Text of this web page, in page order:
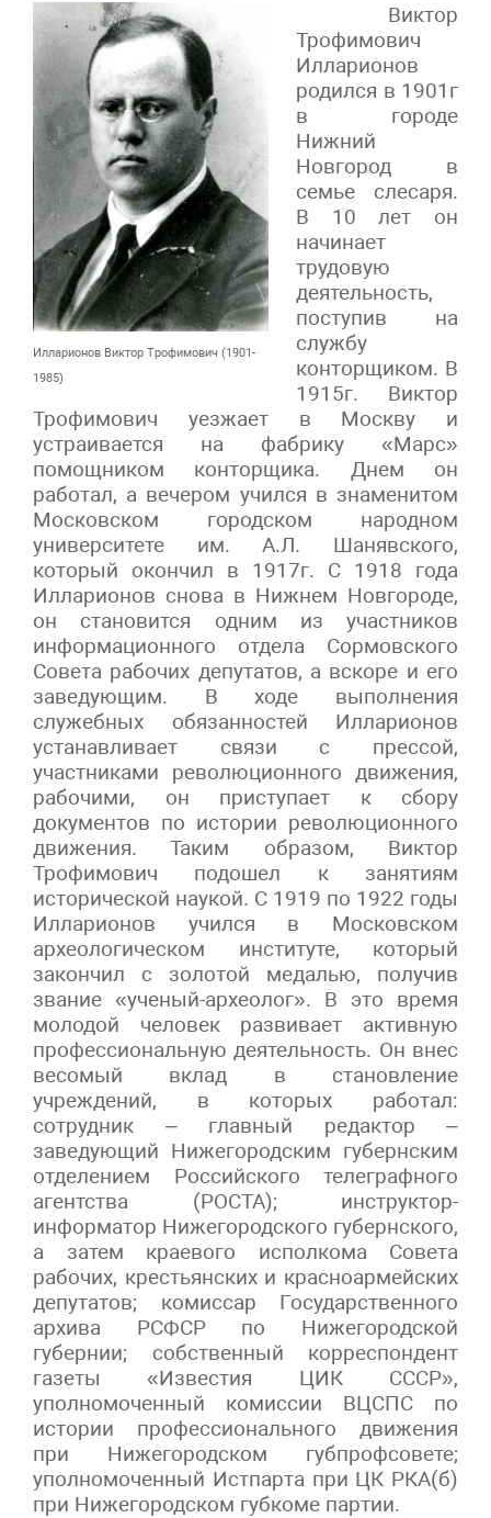
Илларионов Виктор Трофимович (1901-
1985)
Виктор
Трофимович
Илларионов
родился в 1901г
в городе
Нижний
Новгород в
семье слесаря.
В 10 лет он
начинает
трудовую
деятельность,
поступив на
службу
конторщиком. В
1915г. Виктор
Трофимович уезжает в Москву и
устраивается на фабрику «Марс»
помощником конторщика. Днем он
работал, а вечером учился в знаменитом
Московском городском народном
университете им. А.Л. Шанявского,
который окончил в 1917г. С 1918 года
Илларионов снова в Нижнем Новгороде,
он становится одним из участников
информационного отдела Сормовского
Совета рабочих депутатов, а вскоре и его
заведующим. В ходе выполнения
служебных обязанностей Илларионов
устанавливает связи с прессой,
участниками революционного движения,
рабочими, он приступает к сбору
документов по истории революционного
движения. Таким образом, Виктор
Трофимович подошел к занятиям
исторической наукой. С 1919 по 1922 годы
Илларионов учился в Московском
археологическом институте, который
закончил с золотой медалью, получив
звание «ученый-археолог». В это время
молодой человек развивает активную
профессиональную деятельность. Он внес
весомый вклад в становление
учреждений, в которых работал:
сотрудник – главный редактор –
заведующий Нижегородским губернским
отделением Российского телеграфного
агентства (РОСТА); инструктор-
информатор Нижегородского губернского,
а затем краевого исполкома Совета
рабочих, крестьянских и красноармейских
депутатов; комиссар Государственного
архива РСФСР по Нижегородской
губернии; собственный корреспондент
газеты «Известия ЦИК СССР»,
уполномоченный комиссии ВЦСПС по
истории профессионального движения
при Нижегородском губпрофсовете;
уполномоченный Истпарта при ЦК РКА(б)
при Нижегородском губкоме партии.